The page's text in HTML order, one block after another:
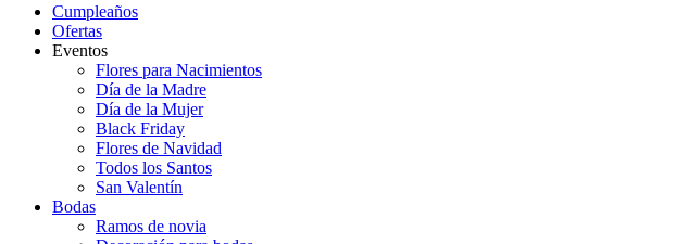
Cumpleaños
Ofertas
Eventos
Flores para Nacimientos
Día de la Madre
Día de la Mujer
Black Friday
Flores de Navidad
Todos los Santos
San Valentín
Bodas
Ramos de novia